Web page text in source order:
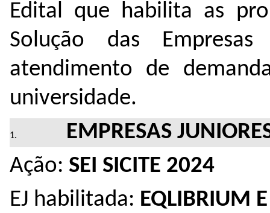
Edital que habilita as
Solução das
atendimento de
universidade.
EMPRESAS
Ação: SEI SICITE 2024
EJ habilitada: EQLIBRIUM